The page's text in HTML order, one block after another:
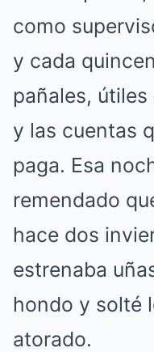
como
y cada
pañales,
y las cuentas
paga. Esa
remendado
hace dos
estrenaba
hondo y solté
atorado.